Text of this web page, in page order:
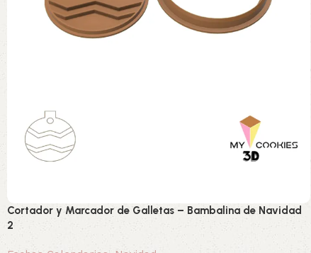
Cortador y Marcador de Galletas – Bambalina de Navidad
2